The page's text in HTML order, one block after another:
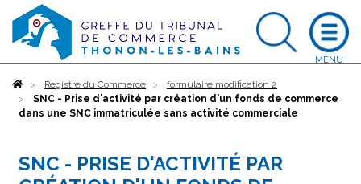
AccueilRegistre du Commerce
formulaire modification 2
SNC - Prise d'activité par création d'un fonds de commerce
dans une SNC immatriculée sans activité commerciale
SNC - PRISE D'ACTIVITÉ PAR